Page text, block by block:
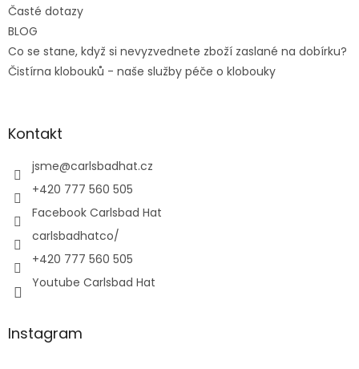
Časté dotazy
BLOG
Co se stane, když si nevyzvednete zboží zaslané na dobírku?
Čistírna klobouků - naše služby péče o klobouky
Kontakt
jsme@carlsbadhat.cz
+420 777 560 505
Facebook Carlsbad Hat
carlsbadhatco/
+420 777 560 505
Youtube Carlsbad Hat
Instagram